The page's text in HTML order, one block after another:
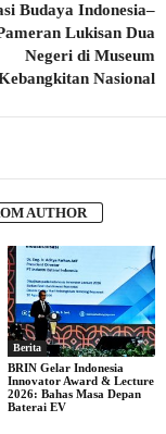
Budaya Indonesia–
Lukisan Dua
Negeri di Museum
Nasional
AUTHOR
Berita
BRIN Gelar Indonesia
Innovator Award & Lecture
2026: Bahas Masa Depan
Baterai EV